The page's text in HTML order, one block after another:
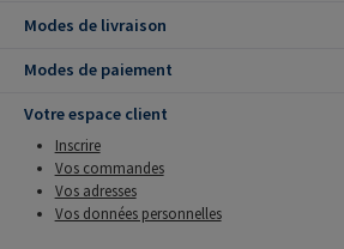
Modes de livraison
Modes de paiement
Votre espace client
Inscrire
Vos commandes
Vos adresses
Vos données personnelles